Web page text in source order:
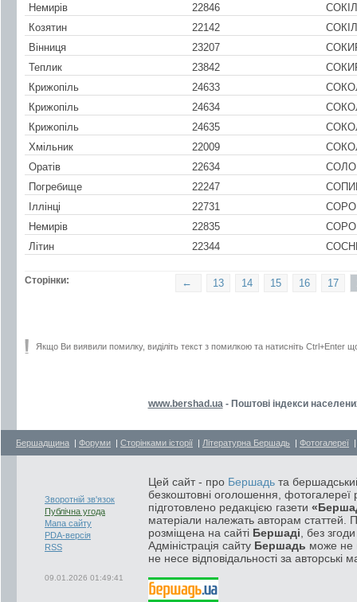
Немирів
22846
Козятин
22142
Вінниця
23207
Теплик
23842
Крижопіль
24633
Крижопіль
24634
Крижопіль
24635
Хмільник
22009
Оратів
22634
Погребище
22247
Іллінці
22731
Немирів
22835
Літин
22344
Сторінки: 17
16
15
14
13
←
Якщо Ви виявили помилку, виділіть текст з помилкою та натисніть Ctrl+Enter
www.bershad.ua - Поштові індекси
Бершадщина | Форуми | Сторінками історії | Літературна Бершадь | Фотогалереї
Зворотній зв'язок
Публічна угода
Мапа сайту
PDA-версія
RSS
09.01.2026 01:49:41
Цей сайт - про Бершадь та
безкоштовні оголошення, фотогалереї
підготовлено редакцією газети
матеріали належать авторам статтей.
розміщена на сайті Бершаді , без
Адміністрація сайту Бершадь може не
не несе відповідальності за авторські